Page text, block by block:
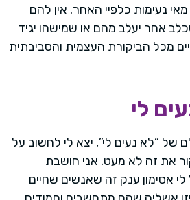
נעימות כלפיי האחר. אין להם
אחר יעלב מהם או שמישהו יגיד
מכל הביקורת העצמית והסביבתית
לי
של “לא נעים לי”, יצא לי לחשוב על
את זה לא מעט. אני חושבת
אסימון ענק זה שאנשים שחיים